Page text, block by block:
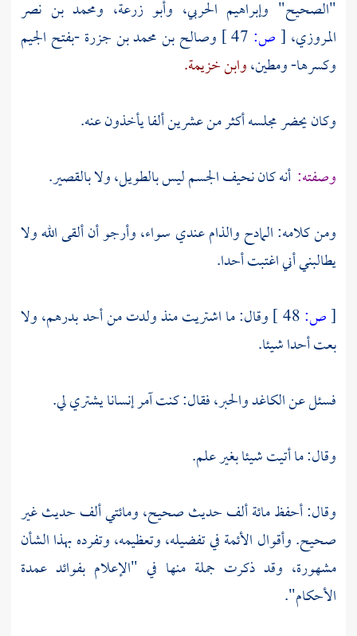
"الصحيح" وإبراهيم الحربي، وأبو زرعة، ومحمد بن نصر
المروزي، [ص: وصالح بن محمد بن جزرة-بفتح الجيم
وكسرها- ومطين،وابن خزيمة.
وكان يحضر مجلسه أكثر من عشرين ألفا يأخذون عنه.
وصفته: أنه كان نحيف الجسم ليس بالطويل، ولا بالقصير.
ومن كلامه: المادح والذام عندي سواء، وأرجو أن ألقى الله ولا
يطالبني أني اغتبت أحدا.
[ص:
وقال: ما اشتريت منذ ولدت من أحد بدرهم، ولا
بعت أحدا شيئا.
فسئل عن الكاغد والحبر، فقال: كنت آمر إنسانا يشتري لي.
وقال: ما أتيت شيئا بغير علم.
وقال: أحفظ مائة ألف حديث صحيح، ومائتي ألف حديث غير
صحيح. وأقوال الأئمة في تفضيله، وتعظيمه، وتفرده بهذا الشأن
مشهورة، وقد ذكرت جملة منها في "الإعلام بفوائد عمدة
الأحكام".